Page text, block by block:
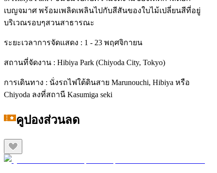
เบญจมาศ พร้อมเพลิดเพลินไปกับสีสันของใบไม้เปลี่ยนสีที่อยู่
บริเวณรอบๆสวนสาธารณะ
ระยะเวลาการจัดแสดง : 1 - 23 พฤศจิกายน
สถานที่จัดงาน : Hibiya Park (Chiyoda City, Tokyo)
การเดินทาง : นั่งรถไฟใต้ดินสาย Marunouchi, Hibiya หรือ
Chiyoda ลงที่สถานี Kasumiga seki
คูปองส่วนลด